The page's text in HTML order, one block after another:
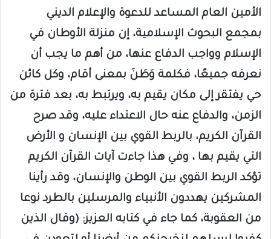
الأمين العام المساعد للدعوة والإعلام الديني
بمجمع البحوث الإسلامية، إن منزلة الأوطان في
الإسلام وواجب الدفاع عنها، من أهم ما يجب أن
نعرفه جميعًا، فكلمة وَطَنَ بمعنى أقام، وكل كائن
حي يفتقر إلى مكان يقيم به، ويرتبط به، بعد فترة من
الزمن، والدفاع عنه حال الاعتداء عليه، وقد صرح
القرآن الكريم، بالربط القوي بين الإنسان و الأرض
التي يقيم بها ، وفي هذا جاءت آيات القرآن الكريم
تؤكد الربط القوي بين الوطن والإنسان، وقد رأينا
المشركين يهددون الأنبياء والمرسلين بالطرد نوعا
من العقوبة، كما جاء في كتابه العزيز: (وقال الذين